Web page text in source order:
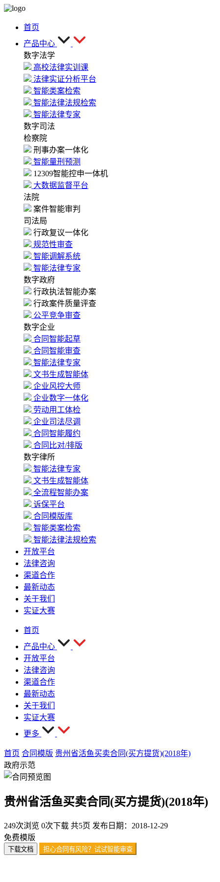
首页
产品中心
数字法学
高校法律实训课
法律实证分析平台
智能类案检索
智能法律法规检索
智能法律专家
数字司法
检察院
刑事办案一体化
智能量刑预测
12309智能控申一体机
大数据监督平台
法院
案件智能审判
司法局
行政复议一体化
规范性审查
智能调解系统
智能法律专家
数字政府
行政执法智能办案
行政案件质量评查
公平竞争审查
数字企业
合同智能起草
合同智能审查
智能法律专家
文书生成智能体
企业风控大师
企业数字一体化
劳动用工体检
企业司法尽调
合同智能履约
合同比对/排版
数字律所
智能法律专家
文书生成智能体
全流程智能办案
诉保平台
合同模版库
智能类案检索
智能法律法规检索
开放平台
法律咨询
渠道合作
最新动态
关于我们
实证大赛
首页
产品中心
开放平台
法律咨询
渠道合作
最新动态
关于我们
实证大赛
更多
首页 合同模版 贵州省活鱼买卖合同(买方提货)(2018年)
政府示范
贵州省活鱼买卖合同(买方提货)(2018年)
249次浏览 0次下载 共5页 发布日期：2018-12-29
免费模版
下载文档 担心合同有风险？试试智能审查